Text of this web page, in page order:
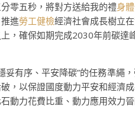
零五秒，將對方送給我的禮身
進勞工健檢經濟社會成長樹立
，確保如期完成2030年前碳達
有序、平安降碳”的任務準繩
，以保證國度動力平安和經濟
動力花費比重、動力應用效力